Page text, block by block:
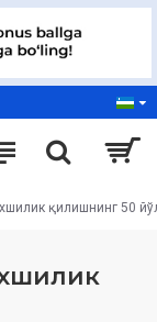
қилишнинг 50